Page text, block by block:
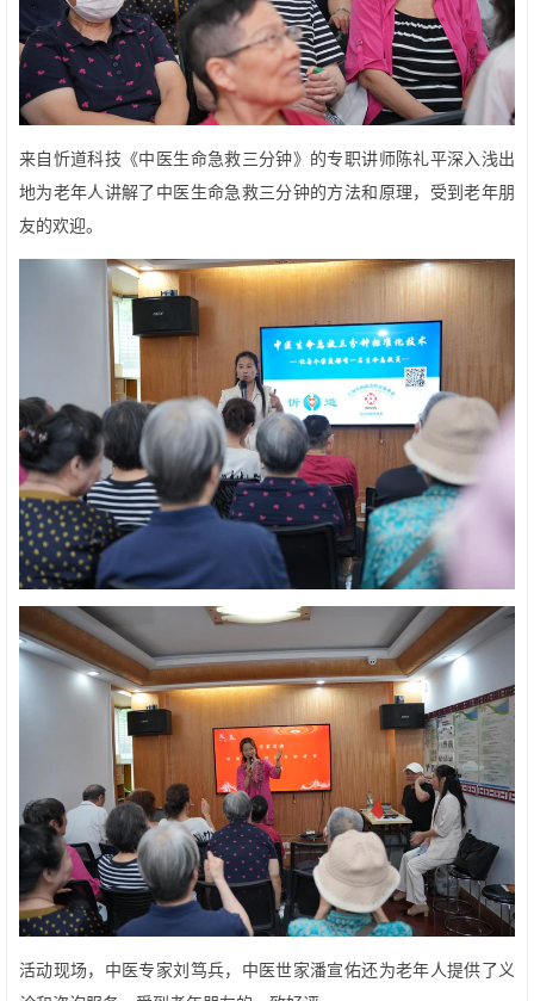
来自忻道科技《中医生命急救三分钟》的专职讲师陈礼平深入浅出
地为老年人讲解了中医生命急救三分钟的方法和原理，受到老年朋
友的欢迎。
活动现场，中医专家刘笃兵，中医世家潘宣佑还为老年人提供了义